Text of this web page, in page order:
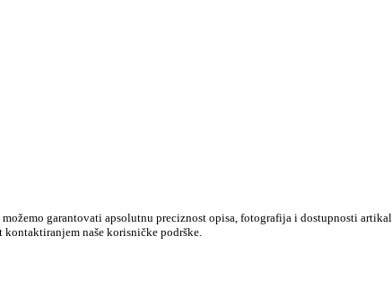
garantovati apsolutnu preciznost opisa, fotografija i dostupnosti
naše korisničke podrške.